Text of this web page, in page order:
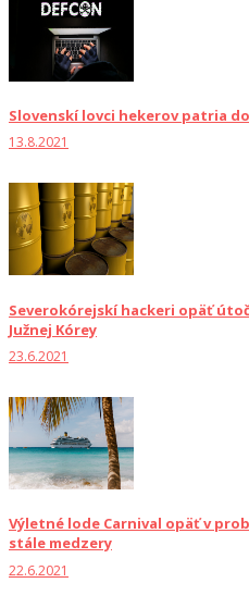
Slovenskí lovci hekerov patria
13.8.2021
Severokórejskí hackeri opäť
Južnej Kórey
23.6.2021
Výletné lode Carnival opäť v
stále medzery
22.6.2021